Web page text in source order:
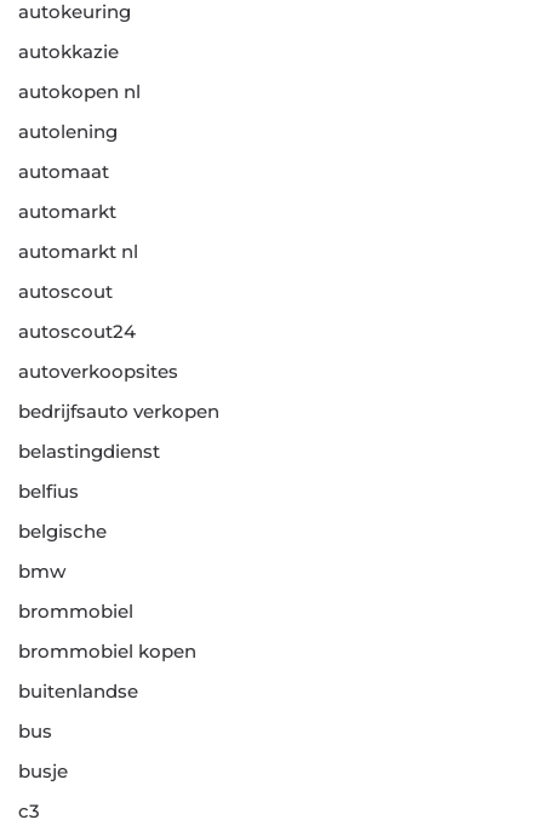
autokeuring
autokkazie
autokopen nl
autolening
automaat
automarkt
automarkt nl
autoscout
autoscout24
autoverkoopsites
bedrijfsauto verkopen
belastingdienst
belfius
belgische
bmw
brommobiel
brommobiel kopen
buitenlandse
bus
busje
c3